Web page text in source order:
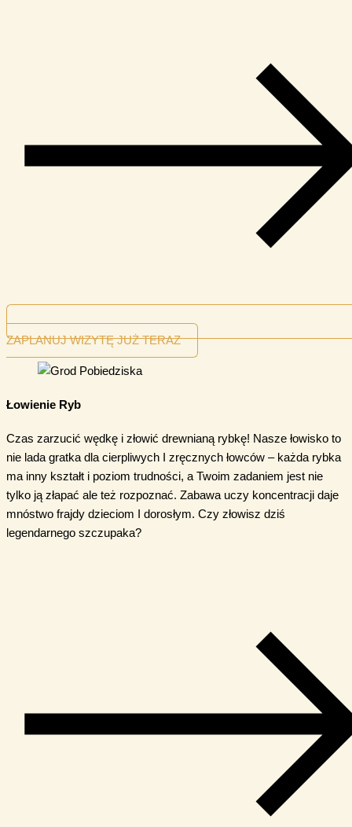
ZAPLANUJ WIZYTĘ JUŻ TERAZ
Łowienie Ryb
Czas zarzucić wędkę i złowić drewnianą rybkę! Nasze łowisko to
nie lada gratka dla cierpliwych I zręcznych łowców – każda rybka
ma inny kształt i poziom trudności, a Twoim zadaniem jest nie
tylko ją złapać ale też rozpoznać. Zabawa uczy koncentracji daje
mnóstwo frajdy dzieciom I dorosłym. Czy złowisz dziś
legendarnego szczupaka?